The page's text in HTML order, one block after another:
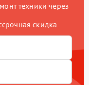
техники через
скидка